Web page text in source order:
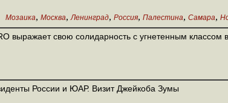
Мозаика, Москва, Ленинград, Россия, Палестина, Самара,
выражает свою солидарность с угнетенным классом
России и ЮАР. Визит Джейкоба Зумы